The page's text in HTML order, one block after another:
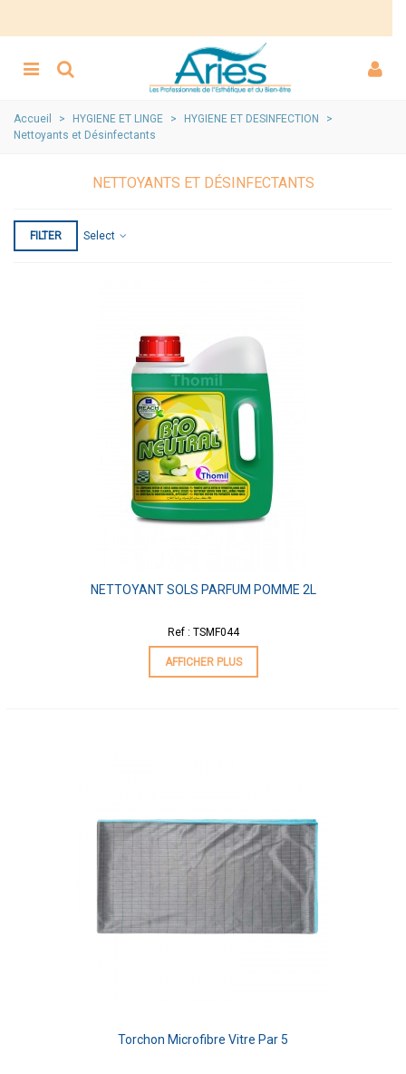
Accueil > HYGIENE ET LINGE > HYGIENE ET DESINFECTION
>
Nettoyants et Désinfectants
NETTOYANTS ET DÉSINFECTANTS
FILTER Select
NETTOYANT SOLS PARFUM POMME 2L
Ref : TSMF044
AFFICHER PLUS
Torchon Microfibre Vitre Par 5